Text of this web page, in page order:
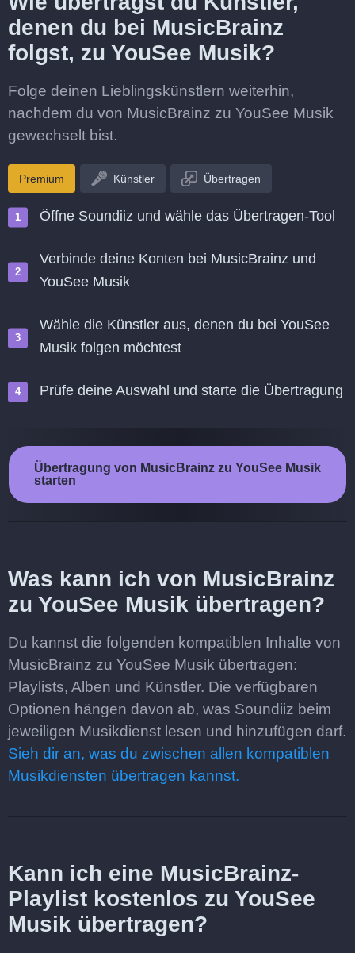
denen du bei MusicBrainz
folgst, zu YouSee Musik?
Folge deinen Lieblingskünstlern weiterhin,
nachdem du von MusicBrainz zu YouSee Musik
gewechselt bist.
Premium Künstler Übertragen
Öffne Soundiiz und wähle das Übertragen-Tool
Verbinde deine Konten bei MusicBrainz und
YouSee Musik
Wähle die Künstler aus, denen du bei YouSee
Musik folgen möchtest
Prüfe deine Auswahl und starte die Übertragung
Übertragung von MusicBrainz zu YouSee Musik
starten
Was kann ich von MusicBrainz
zu YouSee Musik übertragen?
Du kannst die folgenden kompatiblen Inhalte von
MusicBrainz zu YouSee Musik übertragen:
Playlists, Alben und Künstler. Die verfügbaren
Optionen hängen davon ab, was Soundiiz beim
jeweiligen Musikdienst lesen und hinzufügen darf.
Sieh dir an, was du zwischen allen kompatiblen
Musikdiensten übertragen kannst.
Kann ich eine MusicBrainz-
Playlist kostenlos zu YouSee
Musik übertragen?